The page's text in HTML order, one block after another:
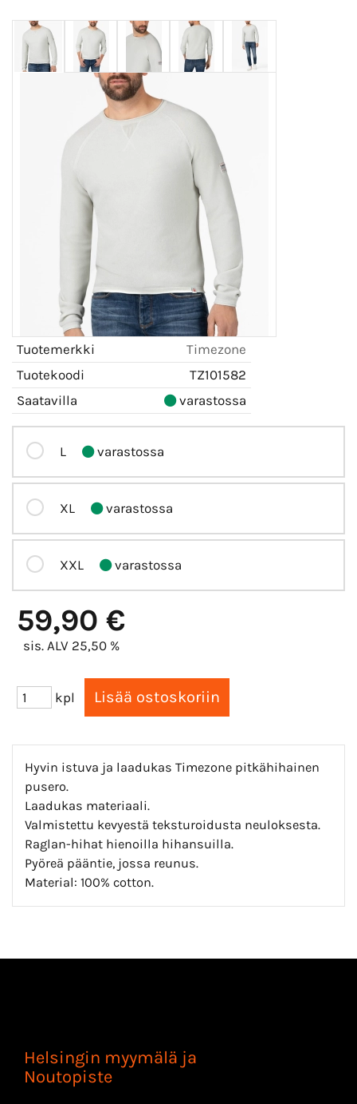
Tuotemerkki
Timezone
Tuotekoodi
TZ101582
Saatavilla
varastossa
L varastossa
XL varastossa
XXL varastossa
59,90 €
sis. ALV 25,50 %
kpl
Hyvin istuva ja laadukas Timezone pitkähihainen
pusero.
Laadukas materiaali.
Valmistettu kevyestä teksturoidusta neuloksesta.
Raglan-hihat hienoilla hihansuilla.
Pyöreä pääntie, jossa reunus.
Material: 100% cotton.
Helsingin myymälä ja
Noutopiste